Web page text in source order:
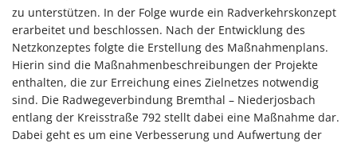
zu unterstützen. In der Folge wurde ein Radverkehrskonzept
erarbeitet und beschlossen. Nach der Entwicklung des
Netzkonzeptes folgte die Erstellung des Maßnahmenplans.
Hierin sind die Maßnahmenbeschreibungen der Projekte
enthalten, die zur Erreichung eines Zielnetzes notwendig
sind. Die Radwegeverbindung Bremthal – Niederjosbach
entlang der Kreisstraße 792 stellt dabei eine Maßnahme dar.
Dabei geht es um eine Verbesserung und Aufwertung der